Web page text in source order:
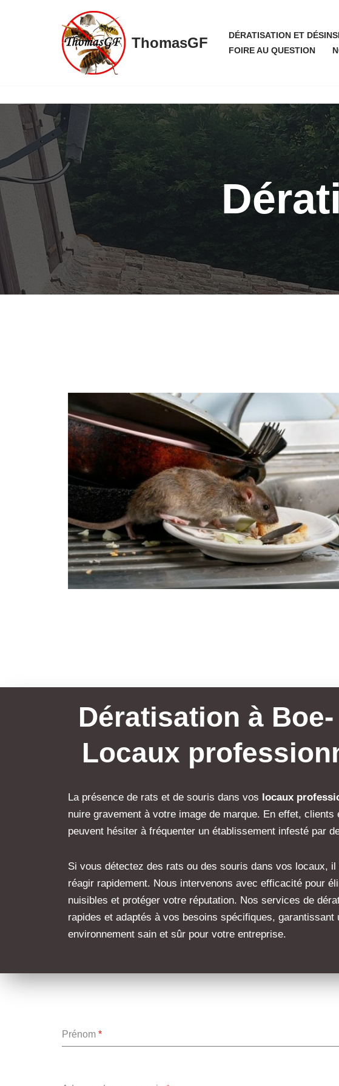
ThomasGF DÉRATISATION ET
FOIRE AU QUESTION
Dératisation à Boe-
Locaux
La présence de rats et de souris dans vos locaux
nuire gravement à votre image de marque. En effet, clients
peuvent hésiter à fréquenter un établissement infesté par
Si vous détectez des rats ou des souris dans vos locaux,
réagir rapidement. Nous intervenons avec efficacité pour
nuisibles et protéger votre réputation. Nos services de
rapides et adaptés à vos besoins spécifiques, garantissant
environnement sain et sûr pour votre entreprise.
Prénom *